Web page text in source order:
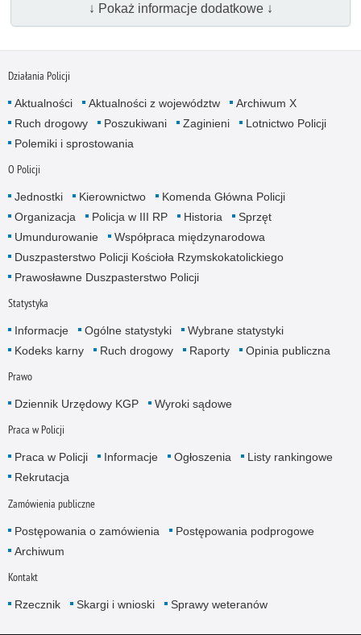
↓ Pokaż informacje dodatkowe ↓
Działania Policji
Aktualności Aktualności z województw
Archiwum X
Ruch drogowy
Poszukiwani Zaginieni
Lotnictwo Policji
Polemiki i sprostowania
O Policji
Jednostki Kierownictwo
Komenda Główna Policji
Organizacja
Policja w III RP Historia
Sprzęt
Umundurowanie
Współpraca międzynarodowa
Duszpasterstwo Policji Kościoła Rzymskokatolickiego
Prawosławne Duszpasterstwo Policji
Statystyka
Informacje Ogólne statystyki
Wybrane statystyki
Kodeks karny
Ruch drogowy Raporty Opinia publiczna
Prawo
Dziennik Urzędowy KGP Wyroki sądowe
Praca w Policji
Praca w Policji Informacje Ogłoszenia
Listy rankingowe
Rekrutacja
Zamówienia publiczne
Postępowania o zamówienia
Postępowania podprogowe
Archiwum
Kontakt
Rzecznik Skargi i wnioski Sprawy weteranów